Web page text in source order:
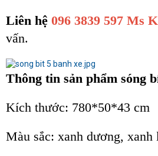
Liên hệ 096 3839 597 Ms
vấn.
Thông tin sản phẩm sóng
Kích thước: 780*50*43 cm
Màu sắc: xanh dương, xanh